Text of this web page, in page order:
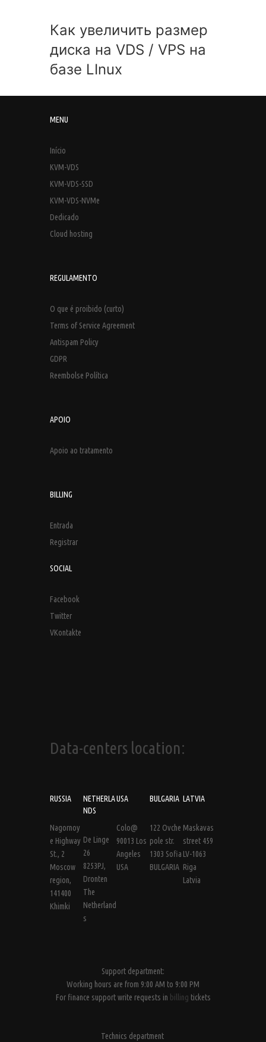
Как увеличить размер
диска на VDS / VPS на
базе LInux
MENU
Início
KVM-VDS
KVM-VDS-SSD
KVM-VDS-NVMe
Dedicado
Cloud hosting
REGULAMENTO
O que é proibido (curto)
Terms of Service Agreement
Antispam Policy
GDPR
Reembolse Política
APOIO
Apoio ao tratamento
BILLING
Entrada
Registrar
SOCIAL
Facebook
Twitter
VKontakte
Data-centers location:
RUSSIA
Nagornoy
e Highway
St., 2
Moscow
region,
141400
Khimki
NETHERLA
NDS
De Linge
26
8253PJ,
Dronten
The
Netherland
s
USA
Colo@
90013 Los
Angeles
USA
BULGARIA
122 Ovche
pole str.
1303 Sofia
BULGARIA
LATVIA
Maskavas
street 459
LV-1063
Riga
Latvia
Support department:
Working hours are from 9:00 AM to 9:00 PM
For finance support write requests in billing tickets
Technics department